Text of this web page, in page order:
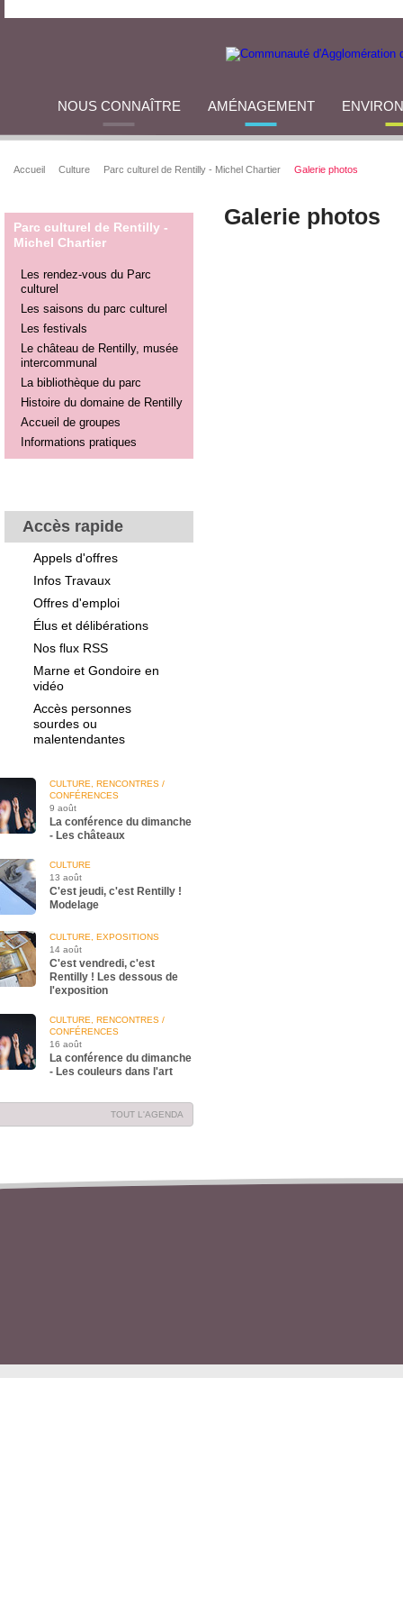
NOUS CONNAÎTRE AMÉNAGEMENT
Accueil Culture Parc culturel de Rentilly - Michel Chartier Galerie photos
Parc culturel de Rentilly -
Michel Chartier
Les rendez-vous du Parc
culturel
Les saisons du parc culturel
Les festivals
Le château de Rentilly, musée
intercommunal
La bibliothèque du parc
Histoire du domaine de Rentilly
Accueil de groupes
Informations pratiques
Accès rapide
Appels d'offres
Infos Travaux
Offres d'emploi
Élus et délibérations
Nos flux RSS
Marne et Gondoire en
vidéo
Accès personnes
sourdes ou
malentendantes
CULTURE, RENCONTRES /
CONFÉRENCES
9 août
La conférence du dimanche
- Les châteaux
CULTURE
13 août
C'est jeudi, c'est Rentilly !
Modelage
CULTURE, EXPOSITIONS
14 août
C'est vendredi, c'est
Rentilly ! Les dessous de
l'exposition
CULTURE, RENCONTRES /
CONFÉRENCES
16 août
La conférence du dimanche
- Les couleurs dans l'art
TOUT L'AGENDA
Galerie photos